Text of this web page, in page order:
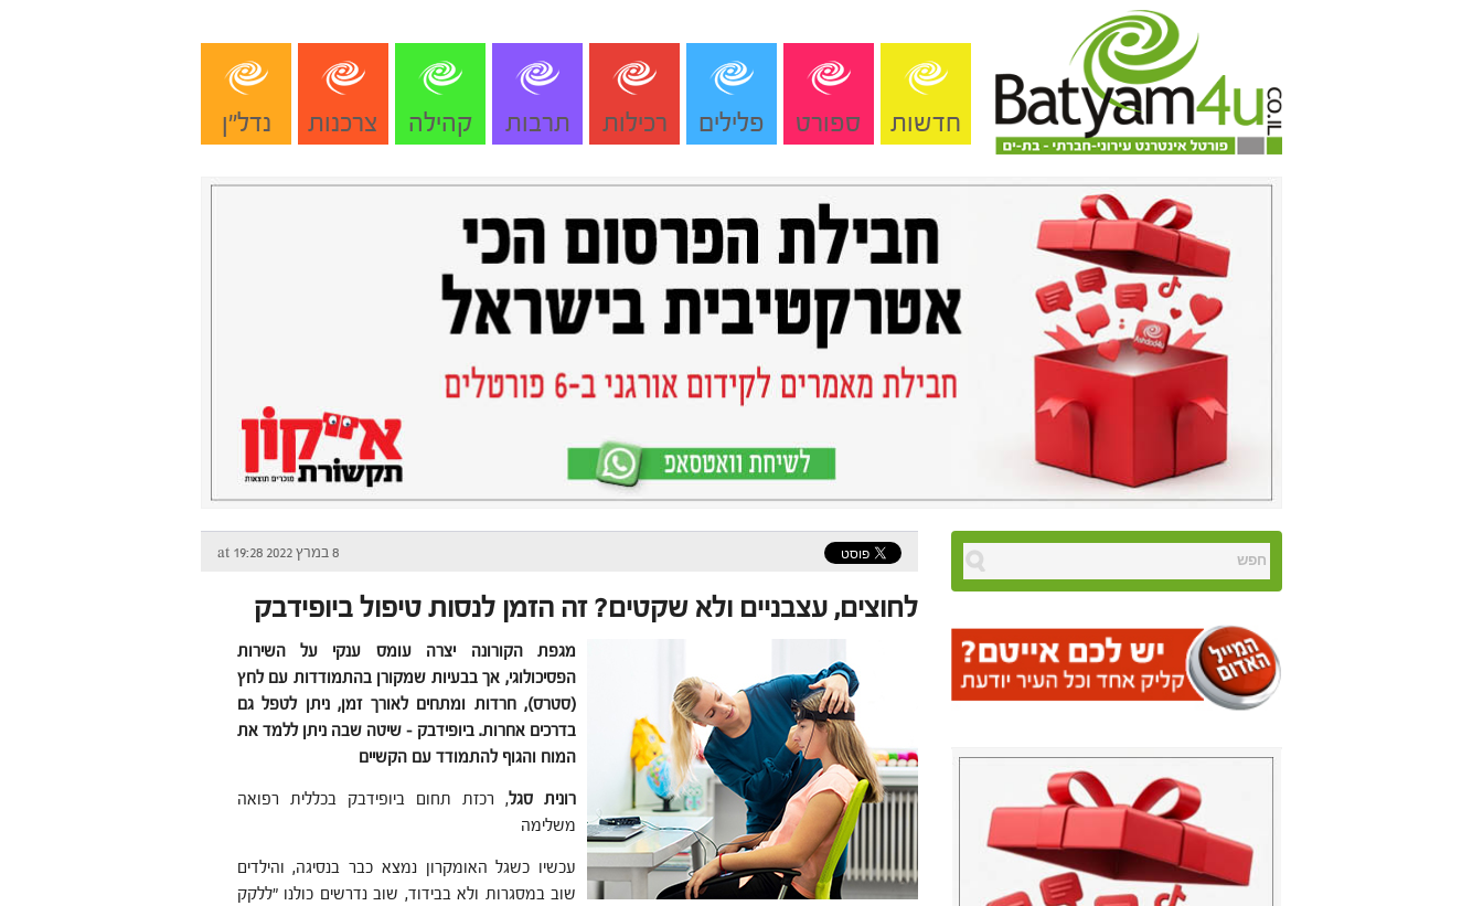
חדשות ספורט פלילים רכילות תרבות קהילה צרכנות נדל"ן
8 במרץ 2022 at 19:28
לחוצים, עצבניים ולא שקטים? זה הזמן לנסות טיפול ביופידבק
מגפת הקורונה יצרה עומס ענקי על השירות
הפסיכולוגי, אך בבעיות שמקורן בהתמודדות עם לחץ
(סטרס), חרדות ומתחים לאורך זמן, ניתן לטפל גם
בדרכים אחרות. ביופידבק – שיטה שבה ניתן ללמד את
המוח והגוף להתמודד עם הקשיים
רונית סגל, רכזת תחום ביופידבק בכללית רפואה
משלימה
עכשיו כשגל האומקרון נמצא כבר בנסיגה, והילדים
שוב במסגרות ולא בבידוד, שוב נדרשים כולנו "ללקק